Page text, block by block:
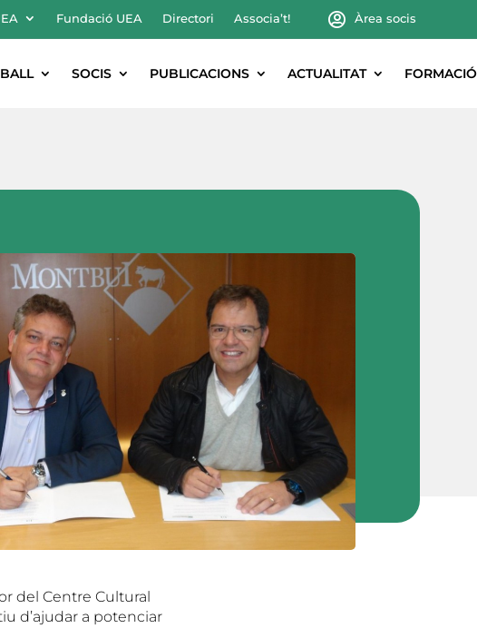
Fundació UEA Directori Associa’t! Àrea socis
SOCIS PUBLICACIONS ACTUALITAT FORMACIÓ
del Centre Cultural
d’ajudar a potenciar